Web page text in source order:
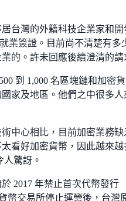
台灣的外籍科技企業家和開
業簽證。目前尚不清楚有多
的。許未回應後續澄清的請
到 1,000 名區塊鏈和加密
家及地區。他們之中很多人
中心相比，目前加密業務缺
看好加密貨幣，因此越來越
驚訝。
2017 年禁止首次代幣發行
幣交易所停止運營後，台灣